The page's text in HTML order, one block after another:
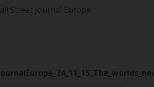
Street Journal Europe